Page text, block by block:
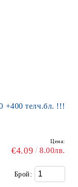
телч.бл. !!!
Цена:
€4.09 8.00лв.
Брой: